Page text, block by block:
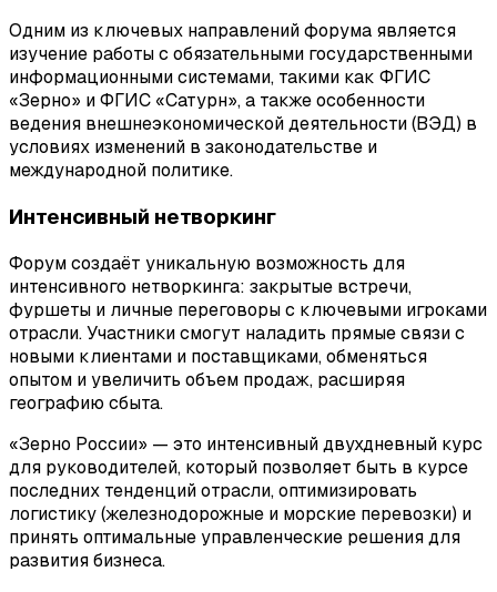
Одним из ключевых направлений форума является
изучение работы с обязательными государственными
информационными системами, такими как ФГИС
«Зерно» и ФГИС «Сатурн», а также особенности
ведения внешнеэкономической деятельности (ВЭД) в
условиях изменений в законодательстве и
международной политике.
Интенсивный нетворкинг
Форум создаёт уникальную возможность для
интенсивного нетворкинга: закрытые встречи,
фуршеты и личные переговоры с ключевыми игроками
отрасли. Участники смогут наладить прямые связи с
новыми клиентами и поставщиками, обменяться
опытом и увеличить объем продаж, расширяя
географию сбыта.
«Зерно России» — это интенсивный двухдневный курс
для руководителей, который позволяет быть в курсе
последних тенденций отрасли, оптимизировать
логистику (железнодорожные и морские перевозки) и
принять оптимальные управленческие решения для
развития бизнеса.